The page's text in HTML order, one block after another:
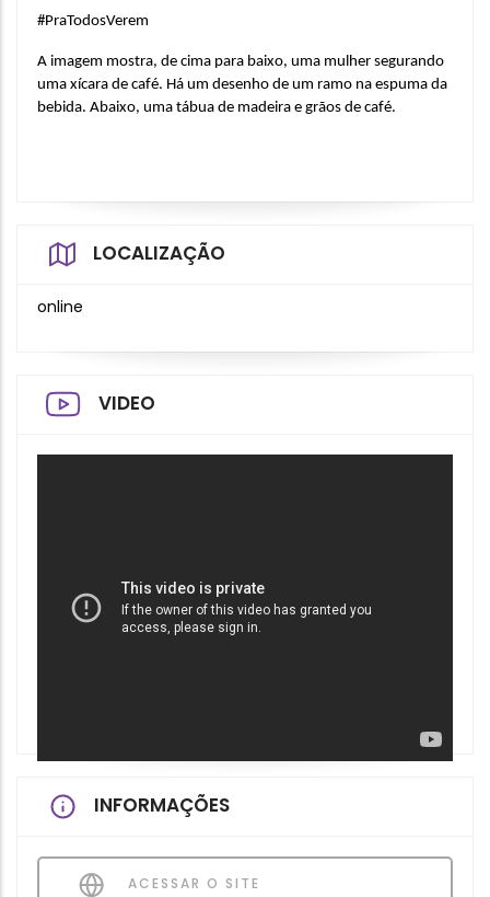
#PraTodosVerem
A imagem mostra, de cima para baixo, uma mulher segurando
uma xícara de café. Há um desenho de um ramo na espuma da
bebida. Abaixo, uma tábua de madeira e grãos de café.
LOCALIZAÇÃO
online
VIDEO
INFORMAÇÕES
ACESSAR O SITE